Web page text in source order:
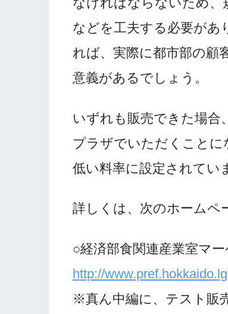
などを工夫する必要があ
れば、実際に都市部の顧
意義があるでしょう。
いずれも販売できた場合
プラザでいただくことに
低い料率に設定されてい
詳しくは、次のホームペ
○経済部食関連産業室マ
http://
※真ん中編に、テスト販